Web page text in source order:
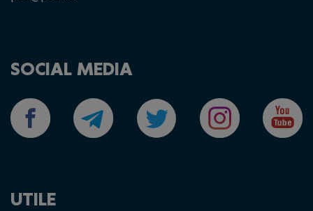
SOCIAL MEDIA
UTILE